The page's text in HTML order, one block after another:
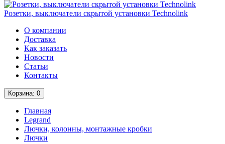
Розетки, выключатели скрытой установки Technolink
О компании
Доставка
Как заказать
Новости
Статьи
Контакты
Корзина: 0
Главная
Legrand
Лючки, колонны, монтажные кробки
Лючки